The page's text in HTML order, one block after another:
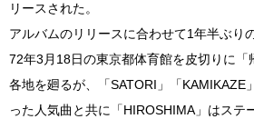
リースされた。
アルバムのリリースに合わせて1年半ぶり
72年3月18日の東京都体育館を皮切りに「
各地を廻るが、「SATORI」「KAMIKAZE
った人気曲と共に「HIROSHIMA」はステ